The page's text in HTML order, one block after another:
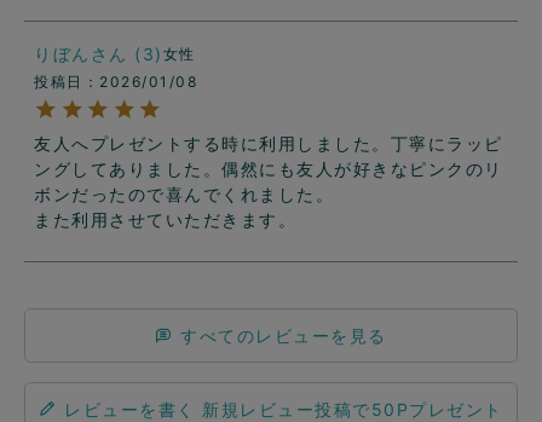
りぼん 3 女性
投稿日
2026/01/08
友人へプレゼントする時に利用しました。丁寧にラッピ
ングしてありました。偶然にも友人が好きなピンクのリ
ボンだったので喜んでくれました。
また利用させていただきます。
すべてのレビューを見る
レビューを書く